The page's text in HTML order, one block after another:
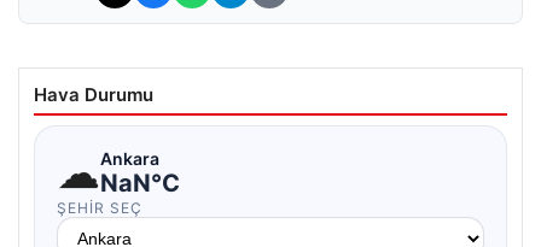
Hava Durumu
☁Ankara
NaN°C
ŞEHIR SEÇ